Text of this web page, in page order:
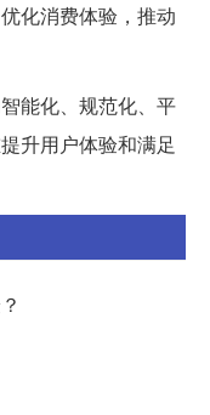
化消费体验，推动
能化、规范化、平
升用户体验和满足